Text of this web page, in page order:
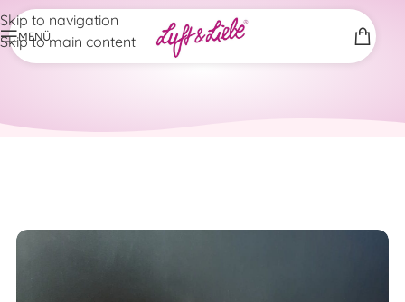
Skip to navigation
Skip to main content
MENÜ